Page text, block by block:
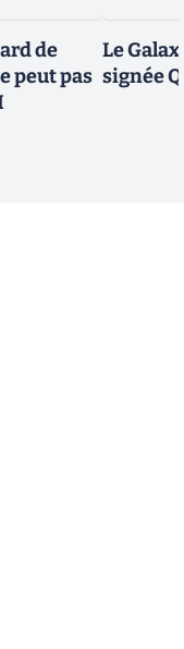
de
peut pas
Le
signée